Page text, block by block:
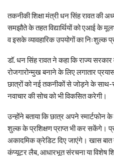
तकनीकी शिक्षा मंत्री धन सिंह रावत की
समझौते के तहत विद्यार्थियों को एआई के
व इसके व्यावहारिक उपयोगों का निःशुल्क
डॉ. धन सिंह रावत ने कहा कि राज्य
रोजगारोन्मुख बनाने के लिए लगातार
छात्रों को नई तकनीकों से जोड़ने के साथ-
नवाचार की सोच को भी विकसित करेगी।
उन्होंने बताया कि छात्र अपने स्मार्टफोन
शुल्क के प्रशिक्षण प्राप्त भी कर सकेंगे।
अकादमिक क्रेडिट दिए जाएंगे। खास बात
कंप्यूटर लैब, आधारभूत संरचना या विशेष